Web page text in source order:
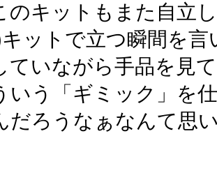
のキットもまた自立
ットで立つ瞬間を
ていながら手品を見
いう「ギミック」を
だろうなぁなんて思